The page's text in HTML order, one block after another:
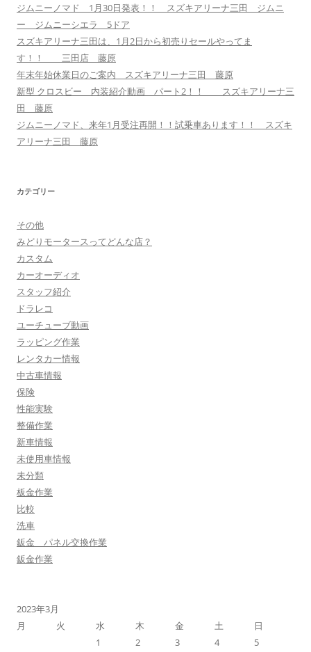
ジムニーノマド 1月30日発表！！ スズキアリーナ三田 ジムニ
ー ジムニーシエラ 5ドア
スズキアリーナ三田は、1月2日から初売りセールやってま
す！！ 三田店 藤原
年末年始休業日のご案内 スズキアリーナ三田 藤原
新型 クロスビー 内装紹介動画 パート2！！ スズキアリーナ三
田 藤原
ジムニーノマド、来年1月受注再開！！試乗車あります！！ スズキ
アリーナ三田 藤原
カテゴリー
その他
みどりモータースってどんな店？
カスタム
カーオーディオ
スタッフ紹介
ドラレコ
ユーチューブ動画
ラッピング作業
レンタカー情報
中古車情報
保険
性能実験
整備作業
新車情報
未使用車情報
未分類
板金作業
比較
洗車
鈑金 パネル交換作業
鈑金作業
2023年3月
月
火 水 木 金 土
日
1
2 3 4 5